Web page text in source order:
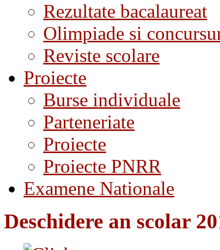
Rezultate bacalaureat
Olimpiade si
Reviste scolare
Proiecte
Burse individuale
Parteneriate
Proiecte
Proiecte PNRR
Examene Nationale
Deschidere an scolar